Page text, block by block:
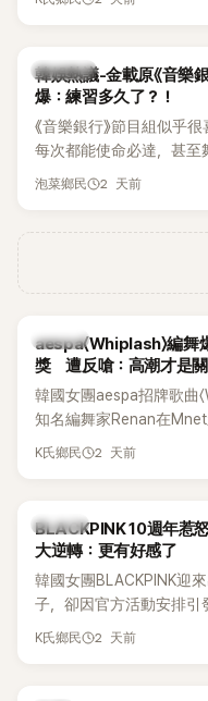
熱議討論
韓娛熱議-金載原《音樂
爆：練習多久了？！
《音樂銀行》節目組似乎
每次都能使命必達，甚至
單位對此樂此不疲。
泡菜鄉民 2 天前
K-POP
aespa〈Whiplash〉編舞
獎 遭反嗆：高潮才是
韓國女團aespa招牌歌曲
知名編舞家Renan在
Directors' War》預告中，
K氏鄉民 2 天前
K-POP
BLACKPINK 10週年惹
大逆轉：更有好感了
韓國女團BLACKPINK迎
子，卻因官方活動安排引
球桿到YG娛樂大樓鬧事
K氏鄉民 2 天前